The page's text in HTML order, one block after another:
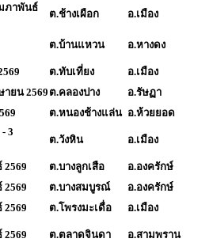
ภาพันธ์
ต.ช้างเผือก อ.เมือง
ต.บ้านแหวน อ.หางดง
ต.ทับเที่ยง อ.เมือง
ายน 2569 ต.คลองปาง อ.รัษฏา
ต.หนองช้างแล่น อ.ห้วยยอด
3
ต.วังหิน อ.เมือง
2569 ต.บางลูกเสือ อ.องครักษ์
2569 ต.บางสมบูรณ์ อ.องครักษ์
2569 ต.โพรงมะเดื่อ อ.เมือง
2569 ต.ตลาดจินดา อ.สามพราน